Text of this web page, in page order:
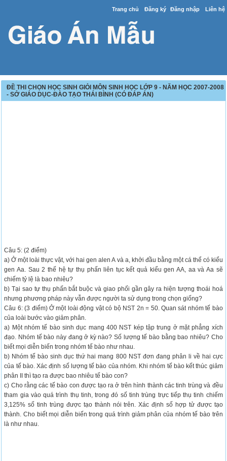
Trang chủ Đăng ký Đăng nhập Liên hệ
ĐỀ THI CHỌN HỌC SINH GIỎI MÔN SINH HỌC LỚP 9 - NĂM HỌC 2007-2008
- SỞ GIÁO DỤC-ĐÀO TẠO THÁI BÌNH (CÓ ĐÁP ÁN)
Câu 5: (2 điểm)
a) Ở một loài thực vật, với hai gen alen A và a, khởi đầu bằng một cá thể có kiểu
gen Aa. Sau 2 thế hệ tự thụ phấn liên tục kết quả kiểu gen AA, aa và Aa sẽ
chiếm tỷ lệ là bao nhiêu?
b) Tại sao tự thụ phấn bắt buộc và giao phối gần gây ra hiện tượng thoái hoá
nhưng phương pháp này vẫn được người ta sử dụng trong chọn giống?
Câu 6: (3 điểm) Ở một loài động vật có bộ NST 2n = 50. Quan sát nhóm tế bào
của loài bước vào giảm phân.
a) Một nhóm tế bào sinh dục mang 400 NST kép tập trung ở mặt phẳng xích
đạo. Nhóm tế bào này đang ở kỳ nào? Số lượng tế bào bằng bao nhiêu? Cho
biết mọi diễn biến trong nhóm tế bào như nhau.
b) Nhóm tế bào sinh dục thứ hai mang 800 NST đơn đang phân li về hai cực
của tế bào. Xác định số lượng tế bào của nhóm. Khi nhóm tế bào kết thúc giảm
phân II thì tạo ra được bao nhiêu tế bào con?
c) Cho rằng các tế bào con được tạo ra ở trên hình thành các tinh trùng và đều
tham gia vào quá trình thụ tinh, trong đó số tinh trùng trực tiếp thụ tinh chiếm
3,125% số tinh trùng được tạo thành nói trên. Xác định số hợp tử được tạo
thành. Cho biết mọi diễn biến trong quá trình giảm phân của nhóm tế bào trên
là như nhau.